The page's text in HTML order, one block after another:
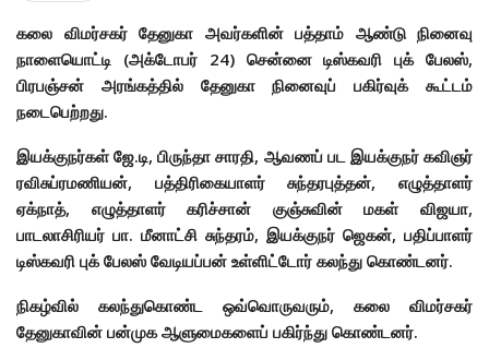
கலை விமர்சகர் தேனுகா அவர்களின் பத்தாம் ஆண்டு நினைவு
நாளையொட்டி (அக்டோபர் 24) சென்னை டிஸ்கவரி புக் பேலஸ்,
பிரபஞ்சன் அரங்கத்தில் தேனுகா நினைவுப் பகிர்வுக் கூட்டம்
நடைபெற்றது.
இயக்குநர்கள் ஜே.டி, பிருந்தா சாரதி, ஆவணப் பட இயக்குநர் கவிஞர்
ரவிசுப்ரமணியன், பத்திரிகையாளர் சுந்தரபுத்தன், எழுத்தாளர்
ஏக்நாத், எழுத்தாளர் கரிச்சான் குஞ்சுவின் மகள் விஜயா,
பாடலாசிரியர் பா. மீனாட்சி சுந்தரம், இயக்குநர் ஜெகன், பதிப்பாளர்
டிஸ்கவரி புக் பேலஸ் வேடியப்பன் உள்ளிட்டோர் கலந்து கொண்டனர்.
நிகழ்வில் கலந்துகொண்ட ஒவ்வொருவரும், கலை விமர்சகர்
தேனுகாவின் பன்முக ஆளுமைகளைப் பகிர்ந்து கொண்டனர்.